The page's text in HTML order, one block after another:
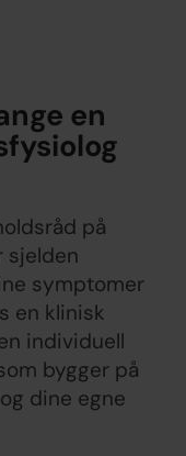
en
på
sjelden
symptomer
en klinisk
individuell
bygger på
dine egne